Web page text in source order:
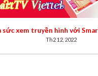
sức xem truyền hình với
Th2 12, 2022